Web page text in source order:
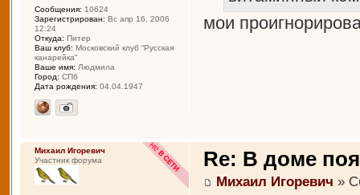
мои
Сообщения: 10624
Зарегистрирован: Вс апр 16, 2006
12:24
Откуда: Питер
Ваш клуб: Московский клуб “Русская
канарейка”
Ваше имя: Людмила
Город: СПб
Дата рождения: 04.04.1947
Re: В доме
Михаил Игоревич »
Михаил Игоревич
Участник форума